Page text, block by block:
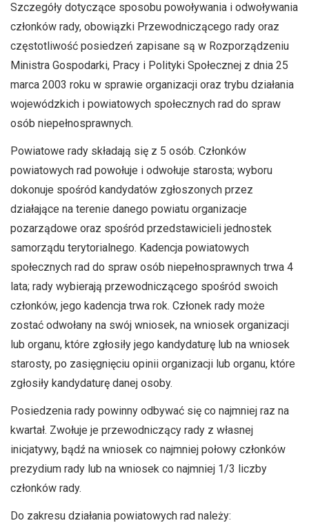
Szczegóły dotyczące sposobu powoływania i odwoływania
członków rady, obowiązki Przewodniczącego rady oraz
częstotliwość posiedzeń zapisane są w Rozporządzeniu
Ministra Gospodarki, Pracy i Polityki Społecznej z dnia 25
marca 2003 roku w sprawie organizacji oraz trybu działania
wojewódzkich i powiatowych społecznych rad do spraw
osób niepełnosprawnych.
Powiatowe rady składają się z 5 osób. Członków
powiatowych rad powołuje i odwołuje starosta; wyboru
dokonuje spośród kandydatów zgłoszonych przez
działające na terenie danego powiatu organizacje
pozarządowe oraz spośród przedstawicieli jednostek
samorządu terytorialnego. Kadencja powiatowych
społecznych rad do spraw osób niepełnosprawnych trwa 4
lata; rady wybierają przewodniczącego spośród swoich
członków, jego kadencja trwa rok. Członek rady może
zostać odwołany na swój wniosek, na wniosek organizacji
lub organu, które zgłosiły jego kandydaturę lub na wniosek
starosty, po zasięgnięciu opinii organizacji lub organu, które
zgłosiły kandydaturę danej osoby.
Posiedzenia rady powinny odbywać się co najmniej raz na
kwartał. Zwołuje je przewodniczący rady z własnej
inicjatywy, bądź na wniosek co najmniej połowy członków
prezydium rady lub na wniosek co najmniej 1/3 liczby
członków rady.
Do zakresu działania powiatowych rad należy: